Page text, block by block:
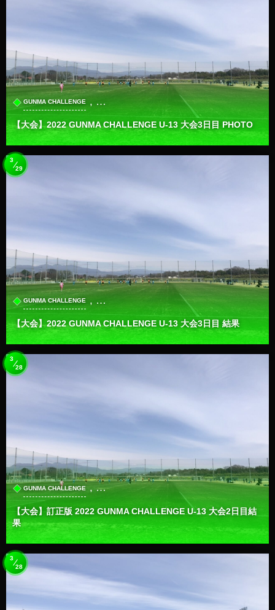
GUNMA CHALLENGE , …
【大会】2022 GUNMA CHALLENGE U-13 大会3日目 PHOTO
GUNMA CHALLENGE , …
【大会】2022 GUNMA CHALLENGE U-13 大会3日目 結果
3
29
GUNMA CHALLENGE , …
【大会】訂正版 2022 GUNMA CHALLENGE U-13 大会2日目結
果
3
28
3
28